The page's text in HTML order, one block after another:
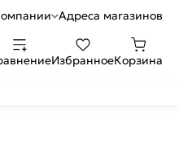
Адреса магазинов
ИзбранноеКорзина